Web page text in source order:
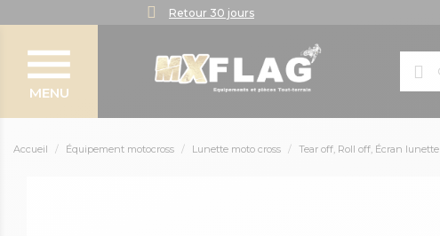
Retour 30 jours
MENU
Accueil Équipement motocross Lunette moto cross Tear off, Roll off, Écran lunette